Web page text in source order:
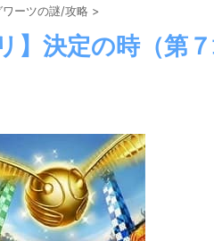
ーツの謎/攻略 >
】決定の時（第